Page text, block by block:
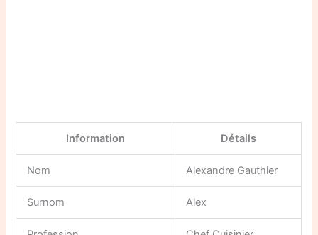
Information Détails
Nom Alexandre Gauthier
Surnom Alex